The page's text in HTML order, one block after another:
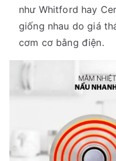
như Whitford hay
giống nhau do giá
cơm cơ bằng điện.